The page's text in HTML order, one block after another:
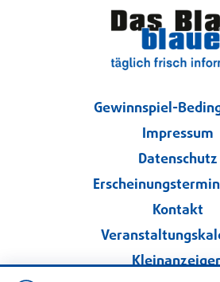
Gewinnspiel-
Impressum
Datenschutz
Kontakt